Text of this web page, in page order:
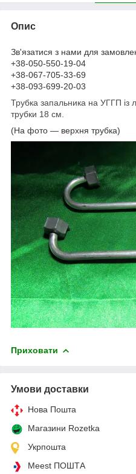
Опис
Зв'язатися з нами для
+38-050-550-19-04
+38-067-705-33-69
+38-093-699-20-03
Трубка запальника на УГГП із
трубки 18 см.
(На фото — верхня трубка)
Приховати
Умови доставки
Нова Пошта
Магазини Rozetka
Укрпошта
Meest ПОШТА